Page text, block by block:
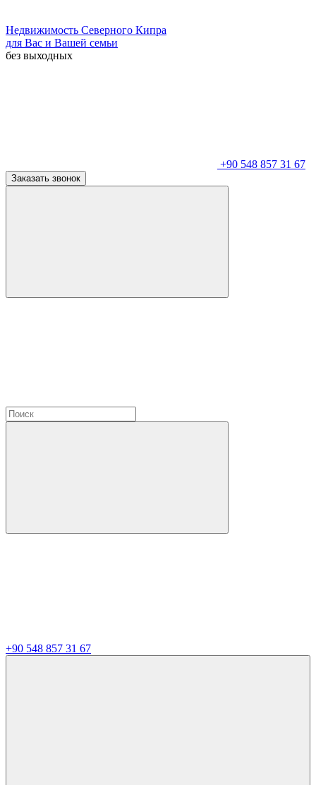
Недвижимость Северного Кипра
для Вас и Вашей семьи
без выходных
+90 548 857 31 67
Заказать звонок
+90 548 857 31 67